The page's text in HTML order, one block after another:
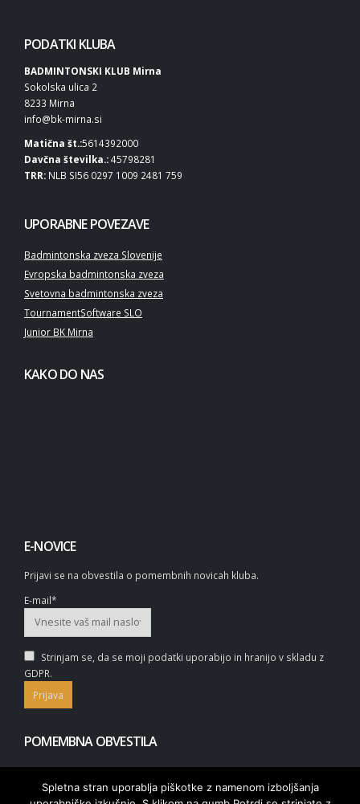
PODATKI KLUBA
BADMINTONSKI KLUB Mirna
Sokolska ulica 2
8233 Mirna
info@bk-mirna.si
Matična št.:5614392000
Davčna številka.:45798281
TRR: NLB SI56 0297 1009 2481 759
UPORABNE POVEZAVE
Badmintonska zveza Slovenije
Evropska badmintonska zveza
Svetovna badmintonska zveza
TournamentSoftware SLO
Junior BK Mirna
KAKO DO NAS
E-NOVICE
Prijavi se na obvestila o pomembnih novicah kluba.
E-mail*
Strinjam se, da se moji podatki uporabijo in hranijo v skladu z
GDPR.
POMEMBNA OBVESTILA
Spletna stran uporablja piškotke z namenom izboljšanja